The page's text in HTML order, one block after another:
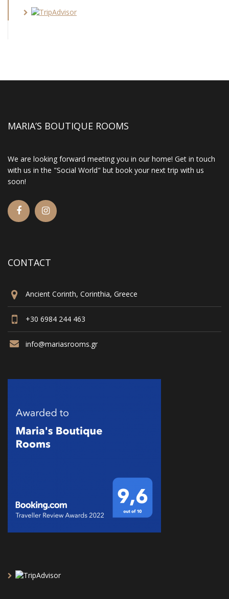
MARIA’S BOUTIQUE ROOMS
We are looking forward meeting you in our home! Get in touch
with us in the "Social World" but book your next trip with us
soon!
CONTACT
Ancient Corinth, Corinthia, Greece
+30 6984 244 463
info@mariasrooms.gr